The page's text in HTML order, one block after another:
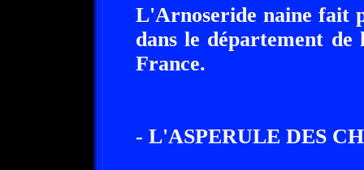
L'Arnoseride naine fait
dans le département
France.
- L'ASPERULE DES